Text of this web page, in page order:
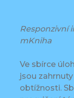
Responzivní
mKniha
Ve sbírce
jsou
obtížnosti.